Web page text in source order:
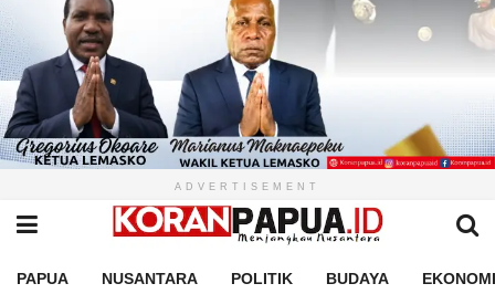
ADVERTISEMENT
PAPUA NUSANTARA POLITIK BUDAYA EKONOMI